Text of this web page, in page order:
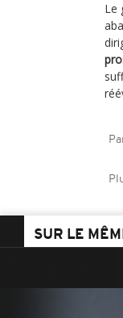
Le
SUR LE